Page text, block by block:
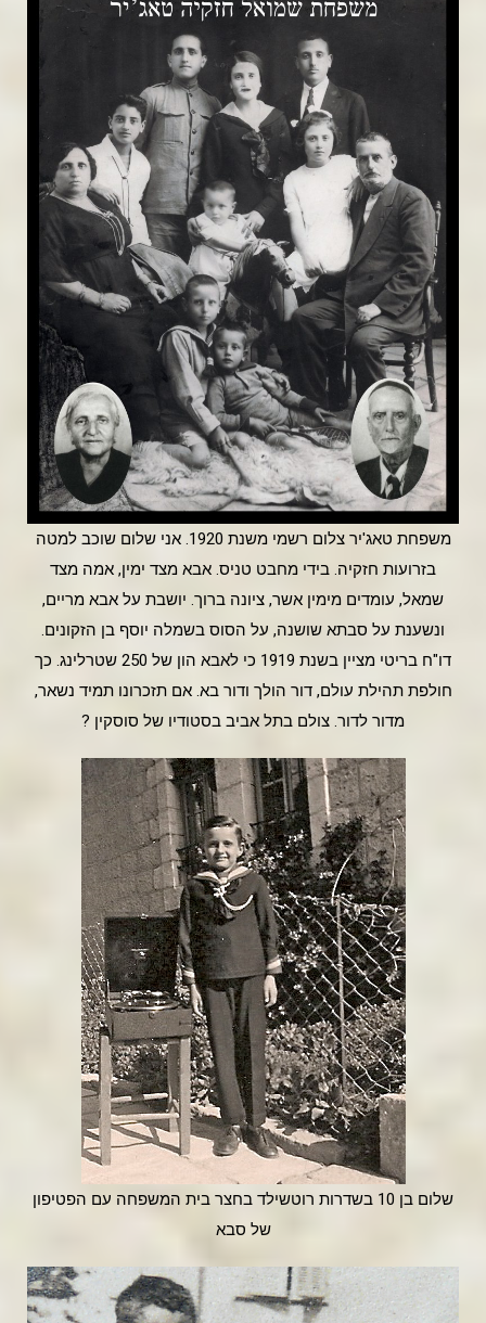
משפחת טאג'יר צלום רשמי משנת 1920. אני שלום שוכב למטה
בזרועות חזקיה. בידי מחבט טניס. אבא מצד ימין, אמה מצד
שמאל, עומדים מימין אשר, ציונה ברוך. יושבת על אבא מריים,
ונשענת על סבתא שושנה, על הסוס בשמלה יוסף בן הזקונים.
דו"ח בריטי מציין בשנת 1919 כי לאבא הון של 250 שטרלינג. כך
חולפת תהילת עולם, דור הולך ודור בא. אם תזכרונו תמיד נשאר,
מדור לדור. צולם בתל אביב בסטודיו של סוסקין ?
שלום בן 10 בשדרות רוטשילד בחצר בית המשפחה עם הפטיפון
של סבא